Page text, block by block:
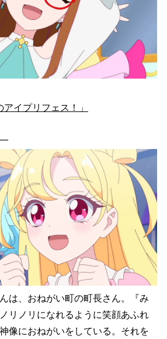
イプリフェス！」
は、おねがい町の町長さん。『み
リノリになれるように笑顔あふれ
像におねがいをしている。それを